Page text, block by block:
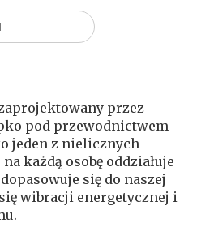
przez
pod przewodnictwem
jeden z nielicznych
każdą osobę oddziałuje
się do naszej
wibracji energetycznej i